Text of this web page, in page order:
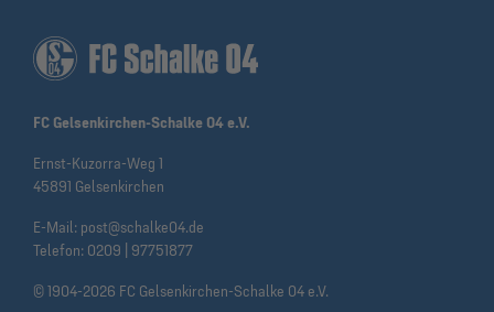
FC Gelsenkirchen-Schalke 04 e.V.
Ernst-Kuzorra-Weg 1
45891 Gelsenkirchen
E-Mail: post@schalke04.de
Telefon: 0209 | 97751877
© 1904-2026 FC Gelsenkirchen-Schalke 04 e.V.